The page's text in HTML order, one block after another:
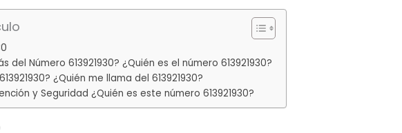
del Número 613921930? ¿Quién es el número 613921930?
¿Quién me llama del 613921930?
y Seguridad ¿Quién es este número 613921930?